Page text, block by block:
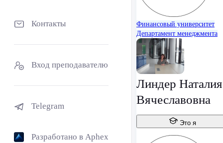
Контакты
Вход преподавателю
Telegram
Разработано в Aphex
Финансовый университет
Департамент менеджмента
Линдер Наталия
Вячеславовна
Это я